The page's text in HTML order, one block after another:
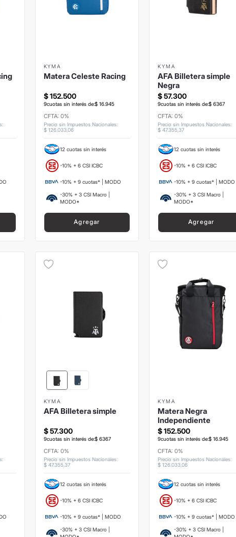
:
KYMA
Matera Celeste Racing
$152.500
9cuotas sin interés de:$ 16.945
CFTA: 0%
Precio sin Impuestos Nacionales:
$ 126.033,06
12 cuotas sin interés
-10% + 6 CSI ICBC
-10% + 9 cuotas* | MODO
-30% + 3 CSI Macro |
MODO*
Agregar
KYMA
AFA Billetera simple
Negra
$ 57.300
9cuotas sin interés de:$ 6367
CFTA: 0%
Precio sin Impuestos Nacionales:
$ 47.355,37
12 cuotas sin interés
-10% + 6 CSI ICBC
-10% + 9 cuotas* | MODO
-30% + 3 CSI Macro |
MODO*
Agregar
:
KYMA
AFA Billetera simple
$57.300
9cuotas sin interés de:$ 6367
CFTA: 0%
Precio sin Impuestos Nacionales:
$ 47.355,37
12 cuotas sin interés
-10% + 6 CSI ICBC
-10% + 9 cuotas* | MODO
-30% + 3 CSI Macro |
KYMA
Matera Negra
Independiente
$ 152.500
9cuotas sin interés de:$ 16.945
CFTA: 0%
Precio sin Impuestos Nacionales:
$ 126.033,06
12 cuotas sin interés
-10% + 6 CSI ICBC
-10% + 9 cuotas* | MODO
-30% + 3 CSI Macro |